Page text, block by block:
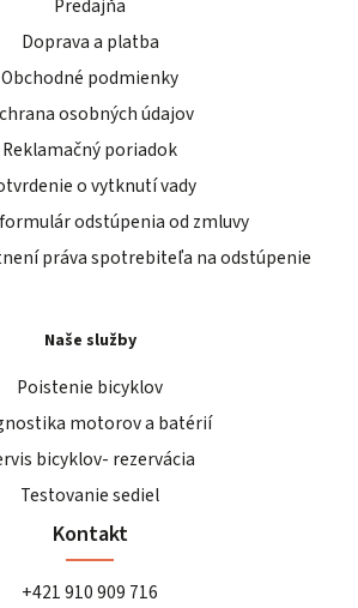
Predajňa
Doprava a platba
Obchodné podmienky
osobných údajov
Reklamačný poriadok
o vytknutí vady
odstúpenia od zmluvy
práva spotrebiteľa na odstúpenie
Naše služby
Poistenie bicyklov
motorov a batérií
bicyklov- rezervácia
Testovanie sediel
Kontakt
+421 910 909 716